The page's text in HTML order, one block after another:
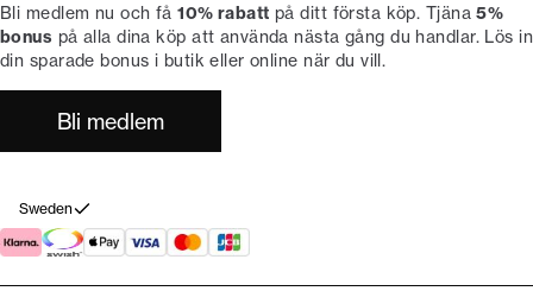
Bli medlem nu och få10% rabatt på ditt första köp. Tjäna5%
bonus på alla dina köp att använda nästa gång du handlar. Lös in
din sparade bonus i butik eller online när du vill.
Bli medlem
Sweden